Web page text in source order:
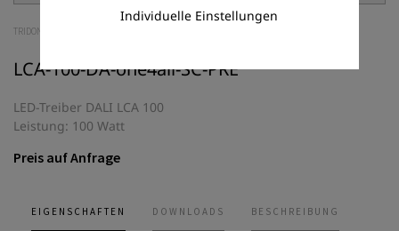
TRIDONIC
LCA-100-DA-one4all-SC-PRE
LED-Treiber DALI LCA 100
Leistung: 100 Watt
Preis auf Anfrage
EIGENSCHAFTEN DOWNLOADS BESCHREIBUNG
Individuelle Einstellungen